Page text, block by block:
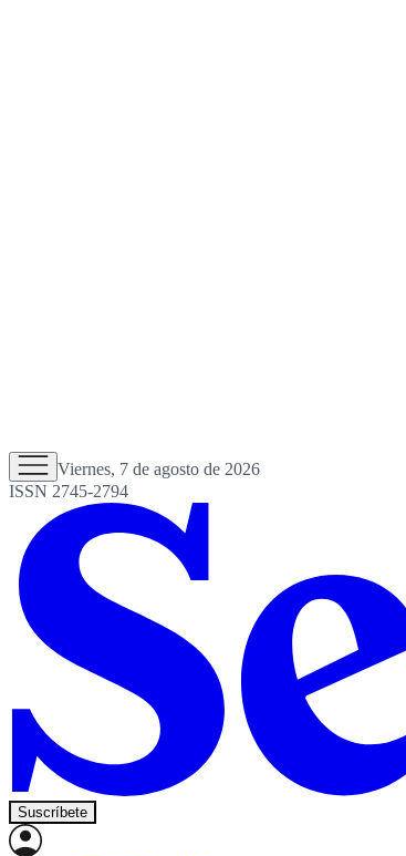
Viernes, 7 de agosto de 2026
ISSN 2745-2794
Suscríbete